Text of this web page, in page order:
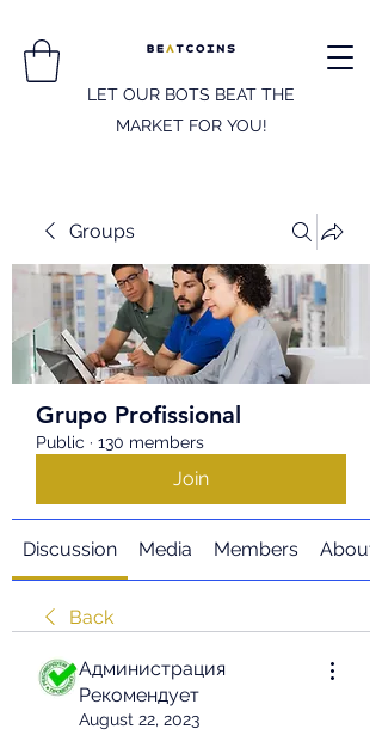
LET OUR BOTS BEAT THE
MARKET FOR YOU!
Groups
Grupo Profissional
Public · 130 members
Join
Discussion Media Members About
Back
Администрация
Рекомендует
August 22, 2023